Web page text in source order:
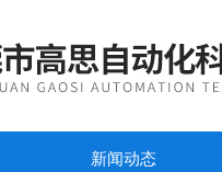
新闻动态